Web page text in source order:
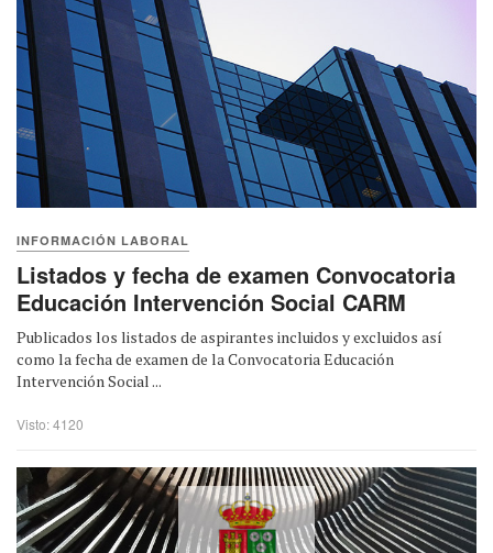
INFORMACIÓN LABORAL
Listados y fecha de examen Convocatoria
Educación Intervención Social CARM
Publicados los listados de aspirantes incluidos y excluidos así
como la fecha de examen de la Convocatoria Educación
Intervención Social ...
Visto: 4120